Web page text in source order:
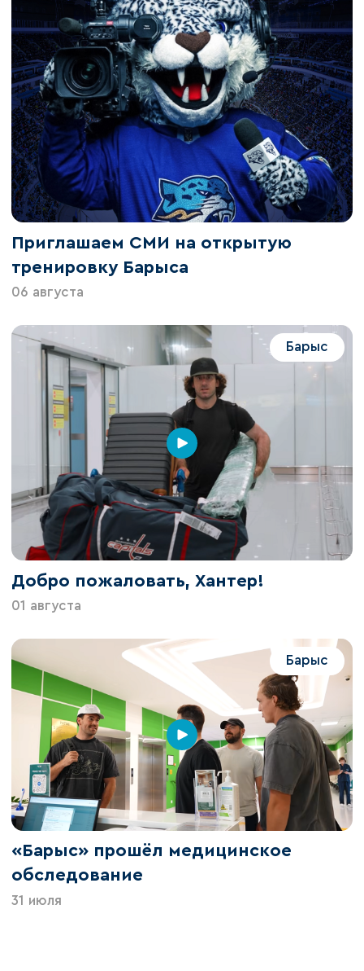
Приглашаем СМИ на открытую
тренировку Барыса
06 августа
Барыс
Добро пожаловать, Хантер!
01 августа
Барыс
«Барыс» прошёл медицинское
обследование
31 июля